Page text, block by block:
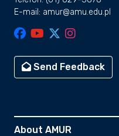
E-mail: amur@amu.edu.pl
Send Feedback
About AMUR